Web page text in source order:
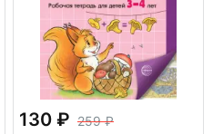
130
259